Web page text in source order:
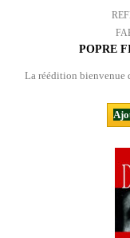
POPRE
La réédition bienvenue